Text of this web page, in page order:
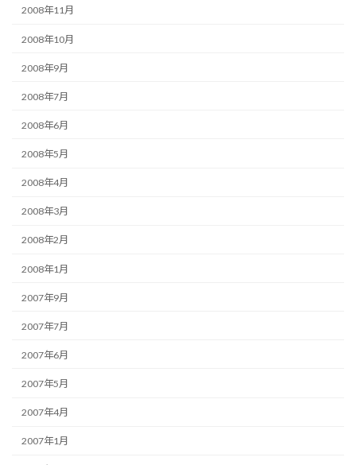
2008年11月
2008年10月
2008年9月
2008年7月
2008年6月
2008年5月
2008年4月
2008年3月
2008年2月
2008年1月
2007年9月
2007年7月
2007年6月
2007年5月
2007年4月
2007年1月